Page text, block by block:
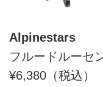
Alpinestars
フルードルーセ
¥6,380（税込）